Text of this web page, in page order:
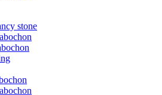
stone